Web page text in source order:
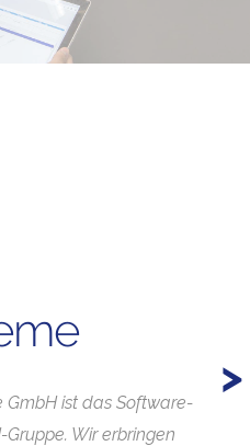
>
GmbH ist das Software-
Wir erbringen